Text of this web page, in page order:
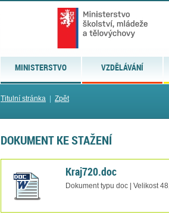
MINISTERSTVO VZDĚLÁVÁNÍ
Titulní stránka Zpět
DOKUMENT KE STAŽENÍ
Kraj720.doc
Dokument typu doc | Velikost